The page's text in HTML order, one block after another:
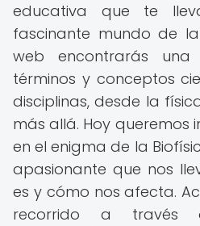
educativa que te
fascinante mundo de
web encontrarás
términos y conceptos
disciplinas, desde la
más allá. Hoy queremos
en el enigma de la
apasionante que nos
es y cómo nos afecta.
recorrido a través